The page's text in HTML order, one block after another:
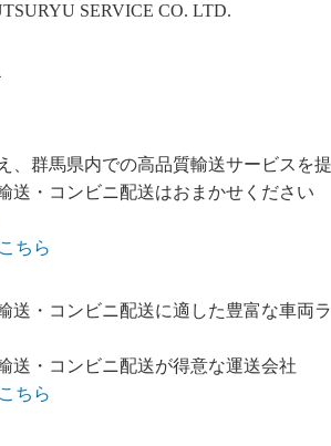
SERVICE CO. LTD.
群馬県内での高品質輸送サービスを提
送・コンビニ配送はおまかせください
ちら
送・コンビニ配送に適した豊富な車両
送・コンビニ配送が得意な運送会社
ちら